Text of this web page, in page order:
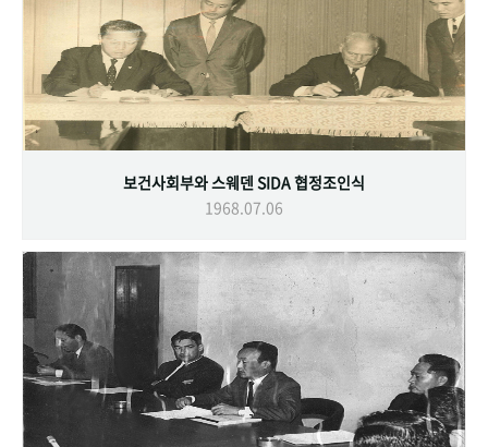
보건사회부와 스웨덴 SIDA 협정조인식
1968.07.06